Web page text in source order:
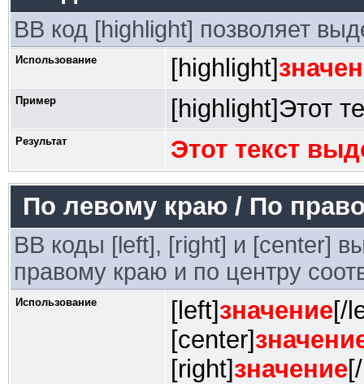
BB код [highlight] позволяет
Использование [highlight]
Пример [highlight]Этот
Результат
Этот текст
По левому краю / По
BB коды [left], [right] и [center]
правому краю и по центру
Использование [left]значение[/
[center]
[right]значение